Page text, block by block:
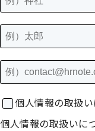
個人情報の取扱
個人情報の取扱いに